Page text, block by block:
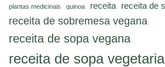
plantas medicinais quinoa receita receita de
receita de sobremesa vegana
receita de sopa vegana
receita de sopa